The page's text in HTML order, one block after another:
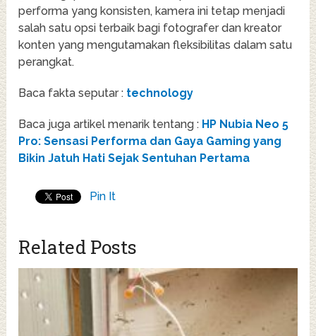
performa yang konsisten, kamera ini tetap menjadi
salah satu opsi terbaik bagi fotografer dan kreator
konten yang mengutamakan fleksibilitas dalam satu
perangkat.
Baca fakta seputar : technology
Baca juga artikel menarik tentang : HP Nubia Neo 5
Pro: Sensasi Performa dan Gaya Gaming yang
Bikin Jatuh Hati Sejak Sentuhan Pertama
Pin It
Related Posts